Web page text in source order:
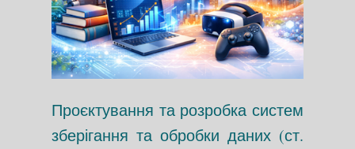
Проєктування та розробка систем
зберігання та обробки даних (ст.